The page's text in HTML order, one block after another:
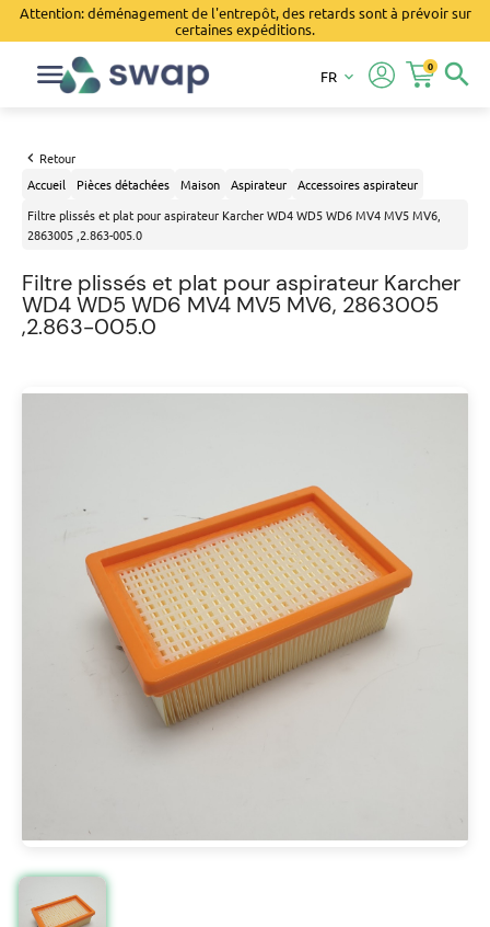
Attention: déménagement de l'entrepôt, des retards sont à prévoir sur
certaines expéditions.
search
0
FR keyboard_arrow_down
Retour
Accueil
Pièces détachées Maison Aspirateur
Accessoires aspirateur
Filtre plissés et plat pour aspirateur Karcher WD4 WD5 WD6 MV4 MV5 MV6,
2863005 ,2.863-005.0
Filtre plissés et plat pour aspirateur Karcher
WD4 WD5 WD6 MV4 MV5 MV6, 2863005
,2.863-005.0